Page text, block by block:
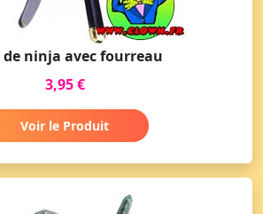
de ninja avec fourreau
3,95 €
Voir le Produit